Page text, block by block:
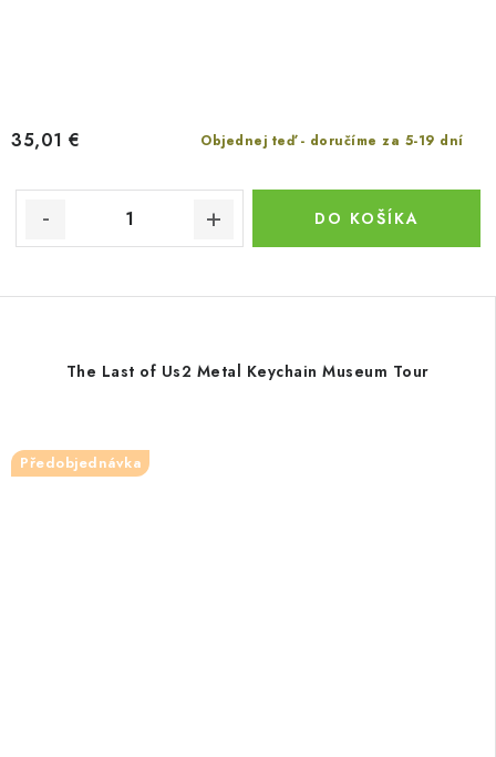
Objednej teď - doručíme za 5-19 dní
35,01 €
DO KOŠÍKA
The Last of Us2 Metal Keychain Museum Tour
Předobjednávka